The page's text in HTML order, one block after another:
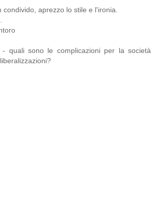
condivido, aprezzo lo stile e l'ironia.
quali sono le complicazioni per la società